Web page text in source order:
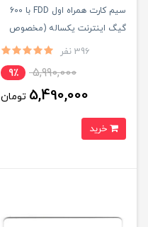
سیم کارت همراه اول FDD با 600
گیگ اینترنت یکساله (مخصوص
396 نفر
5,990,000 9٪
5,490,000 تومان